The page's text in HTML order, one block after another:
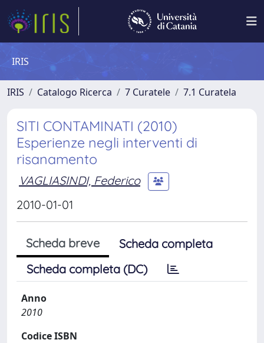
IRIS
IRIS Catalogo Ricerca 7 Curatele 7.1 Curatela
SITI CONTAMINATI (2010)
Esperienze negli interventi di
risanamento
VAGLIASINDI, Federico
2010-01-01
Scheda breve
Scheda completa
Scheda completa (DC)
Anno
2010
Codice ISBN